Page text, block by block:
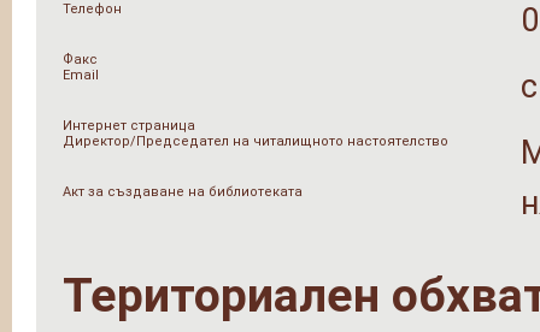
Телефон
Факс
Email
Интернет страница
Директор/Председател на читалищното настоятелство
Акт за създаване на библиотеката
Териториален